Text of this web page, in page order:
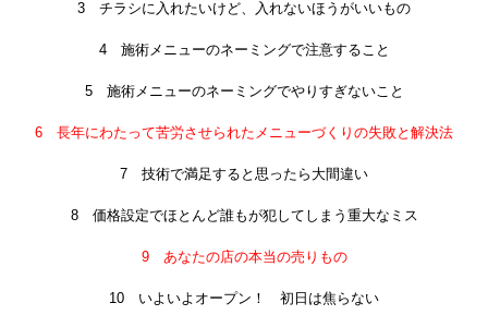
3 チラシに入れたいけど、入れないほうがいいもの
4 施術メニューのネーミングで注意すること
5 施術メニューのネーミングでやりすぎないこと
6 長年にわたって苦労させられたメニューづくりの失敗と解決法
7 技術で満足すると思ったら大間違い
8 価格設定でほとんど誰もが犯してしまう重大なミス
9 あなたの店の本当の売りもの
10 いよいよオープン！ 初日は焦らない